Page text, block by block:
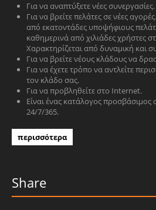
Για να αναπτύξετε νέες συνεργασίες.
Για να βρείτε πελάτες σε νέες
από εκατοντάδες υποψήφιους
καθημερινά από χιλιάδες χρήστες
Χαρακτηρίζεται από δυναμική και
Για να βρείτε νέους κλάδους να
Για να έχετε τρόπο να αντλείτε
τον κλάδο σας.
Για να προβληθείτε στο Internet.
Είναι ένας κατάλογος προσβάσιμος
24/7/365.
περισσότερα
Share